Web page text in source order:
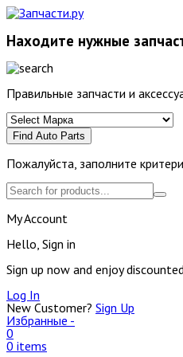
Находите нужные
Правильные запчасти и
Find Auto Parts
Пожалуйста, заполните
My Account
Hello, Sign in
Sign up now and enjoy
Log In
New Customer? Sign Up
Избранные -
0
0 items